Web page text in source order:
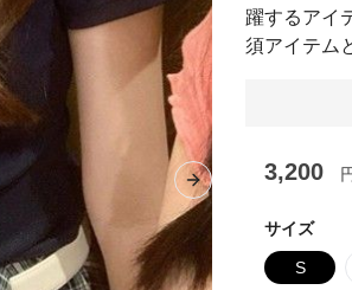
Next slide
躍するアイ
須アイテム
3,200
サイズ
S